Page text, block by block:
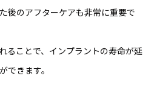
後のアフターケアも非常に重要で
ることで、インプラントの寿命が延
できます。